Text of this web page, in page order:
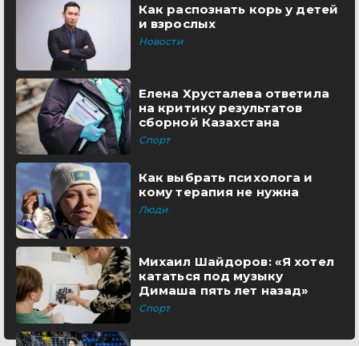
Как распознать корь у детей
и взрослых
Новости
Елена Хрусталева ответила
на критику результатов
сборной Казахстана
Спорт
Как выбрать психолога и
кому терапия не нужна
Люди
Михаил Шайдоров: «Я хотел
кататься под музыку
Димаша пять лет назад»
Спорт